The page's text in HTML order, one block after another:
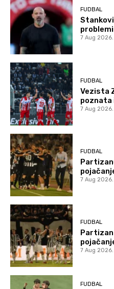
FUDBAL
7 Aug 2026.
FUDBAL
Vezista
poznata
7 Aug
FUDBAL
7 Aug
FUDBAL
7 Aug
FUDBAL